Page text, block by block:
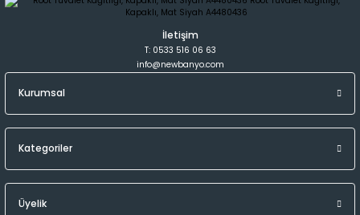
İletişim
T: 0533 516 06 63
info@newbanyo.com
Kurumsal
Kategoriler
Üyelik